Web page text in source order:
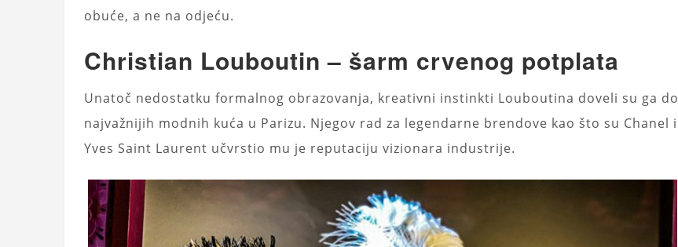
obuće, a ne na odjeću.
Christian Louboutin – šarm crvenog potplata
Unatoč nedostatku formalnog obrazovanja, kreativni instinkti Louboutina doveli su ga do
najvažnijih modnih kuća u Parizu. Njegov rad za legendarne brendove kao što su Chanel i
Yves Saint Laurent učvrstio mu je reputaciju vizionara industrije.